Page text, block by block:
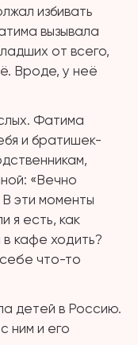
избивать
вызывала
от всего,
Вроде, у неё
Фатима
и братишек-
«Вечно
В эти моменты
я есть, как
кафе ходить?
себе что-то
детей в Россию.
ним и его